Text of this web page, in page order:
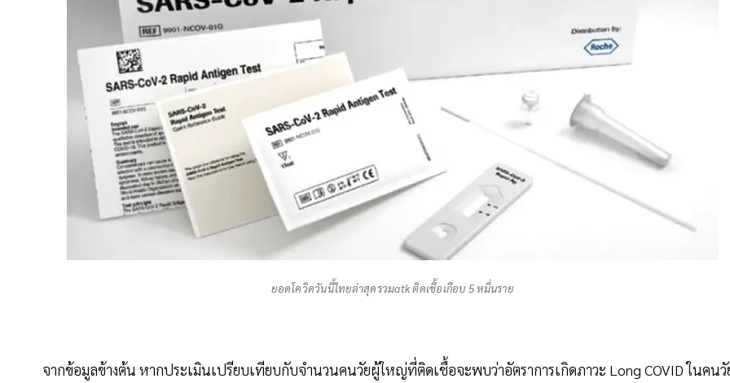
ยอดโควิดวันนี้ไทยล่าสุดรวมatk ติดเชื้อเกือบ 5 หมื่นราย
จากข้อมูลข้างต้น หากประเมินเปรียบเทียบกับจำนวนคนวัยผู้ใหญ่ที่ติดเชื้อจะพบว่าอัตราการเกิดภาวะ Long COVID ในคนวั